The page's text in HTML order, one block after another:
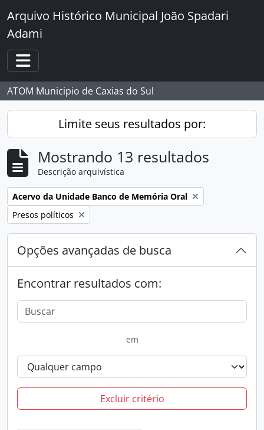
Skip to main content
Arquivo Histórico Municipal João Spadari
Adami
Toggle navigation
ATOM Municipio de Caxias do Sul
Limite seus resultados por:
Mostrando 13 resultados
Descrição arquivística
Remover filtro:
Acervo da Unidade Banco de Memória Oral
Remover filtro:
Presos políticos
Opções avançadas de busca
Encontrar resultados com:
em
Excluir critério